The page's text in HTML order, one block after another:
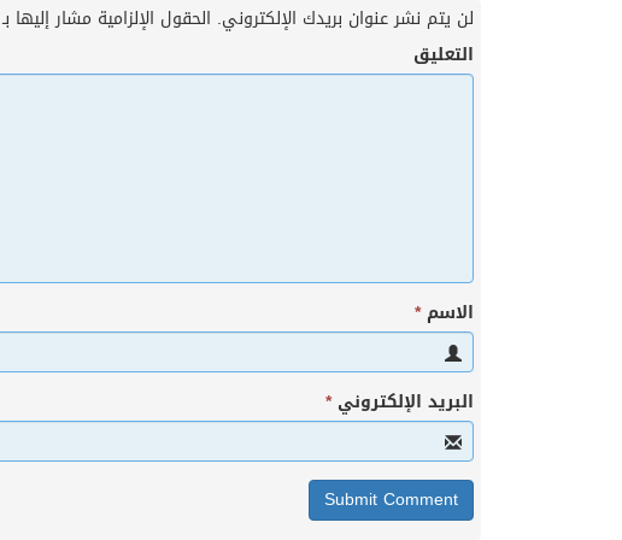
لن يتم نشر عنوان بريدك الإلكتروني. الحقول الإلزامية مشار إليها بـ
التعليق
الاسم*
البريد الإلكتروني*